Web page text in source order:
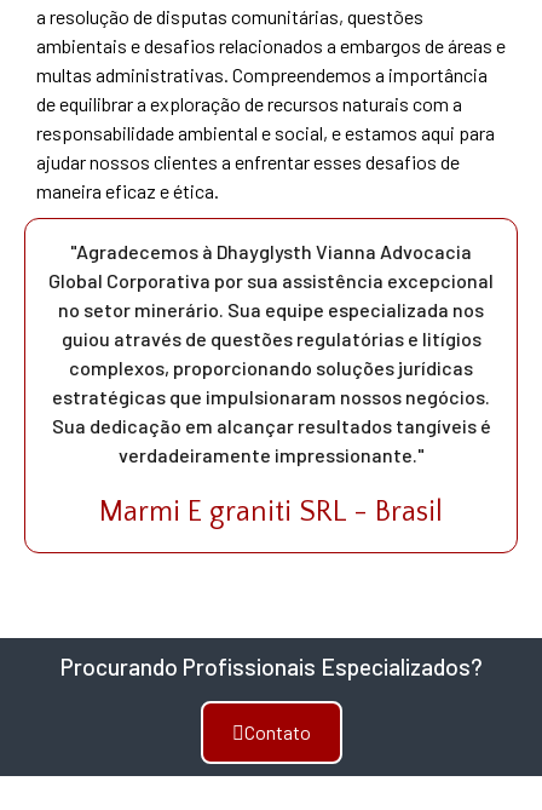
a resolução de disputas comunitárias, questões
ambientais e desafios relacionados a embargos de áreas e
multas administrativas. Compreendemos a importância
de equilibrar a exploração de recursos naturais com a
responsabilidade ambiental e social, e estamos aqui para
ajudar nossos clientes a enfrentar esses desafios de
maneira eficaz e ética.
"Agradecemos à Dhayglysth Vianna Advocacia
Global Corporativa por sua assistência excepcional
no setor minerário. Sua equipe especializada nos
guiou através de questões regulatórias e litígios
complexos, proporcionando soluções jurídicas
estratégicas que impulsionaram nossos negócios.
Sua dedicação em alcançar resultados tangíveis é
verdadeiramente impressionante."
Marmi E graniti SRL - Brasil
Procurando Profissionais Especializados?
Contato